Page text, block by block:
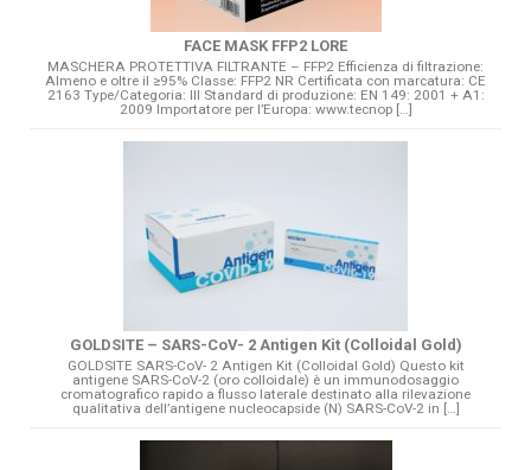
FACE MASK FFP2 LORE
MASCHERA PROTETTIVA FILTRANTE – FFP2 Efficienza di filtrazione:
Almeno e oltre il ≥95% Classe: FFP2 NR Certificata con marcatura: CE
2163 Type/Categoria: III Standard di produzione: EN 149: 2001 + A1:
2009 Importatore per l’Europa: www.tecnop […]
GOLDSITE – SARS-CoV- 2 Antigen Kit (Colloidal Gold)
GOLDSITE SARS-CoV- 2 Antigen Kit (Colloidal Gold) Questo kit
antigene SARS-CoV-2 (oro colloidale) è un immunodosaggio
cromatografico rapido a flusso laterale destinato alla rilevazione
qualitativa dell’antigene nucleocapside (N) SARS-CoV-2 in […]